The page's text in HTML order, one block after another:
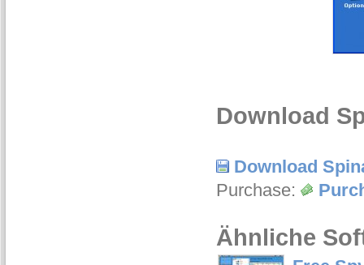
Download
Download
Purchase:
Ähnliche